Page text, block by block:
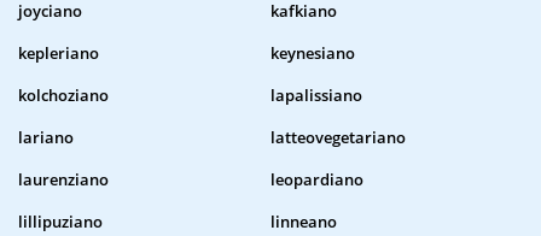
joyciano
kafkiano
kepleriano
keynesiano
kolchoziano
lapalissiano
lariano
latteovegetariano
laurenziano
leopardiano
lillipuziano
linneano